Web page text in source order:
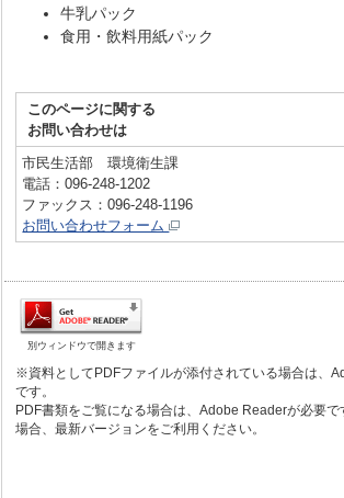
牛乳パック
食用・飲料用紙パック
このページに関する
お問い合わせは
市民生活部 環境衛生課
電話：096-248-1202
ファックス：096-248-1196
お問い合わせフォーム
別ウィンドウで開きます
※資料としてPDFファイルが添付されている場合は、
です。
PDF書類をご覧になる場合は、Adobe Readerが必要
場合、最新バージョンをご利用ください。